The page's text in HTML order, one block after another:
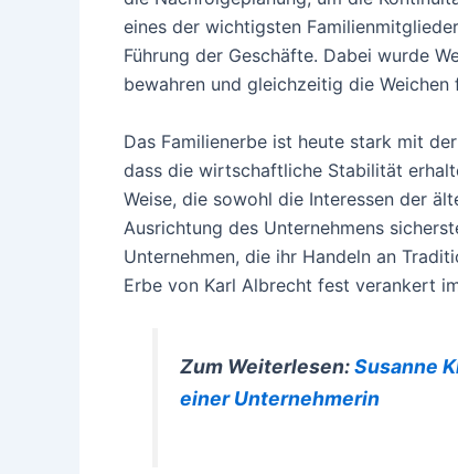
eines der wichtigsten
Führung der Geschäfte. Dabei wurde
bewahren und gleichzeitig die
Das Familienerbe ist heute stark mit
dass die wirtschaftliche Stabilität
Weise, die sowohl die Interessen der
Ausrichtung des Unternehmens
Unternehmen, die ihr Handeln an
Erbe von Karl Albrecht fest verankert
Zum Weiterlesen:Susanne
einer Unternehmerin